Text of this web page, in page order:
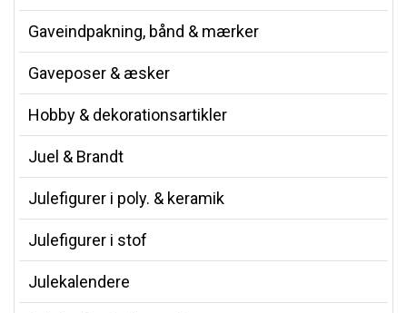
Gaveindpakning, bånd & mærker
Gaveposer & æsker
Hobby & dekorationsartikler
Juel & Brandt
Julefigurer i poly. & keramik
Julefigurer i stof
Julekalendere